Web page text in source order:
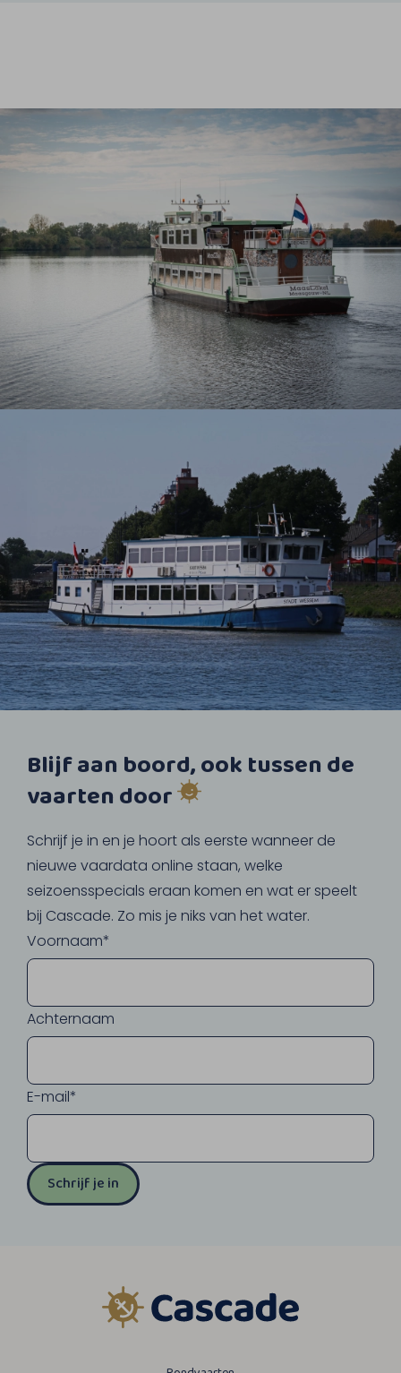
Blijf aan boord, ook tussen de
vaarten door
Schrijf je in en je hoort als eerste wanneer de
nieuwe vaardata online staan, welke
seizoensspecials eraan komen en wat er speelt
bij Cascade. Zo mis je niks van het water.
Voornaam*
Achternaam
E-mail*
Schrijf je in